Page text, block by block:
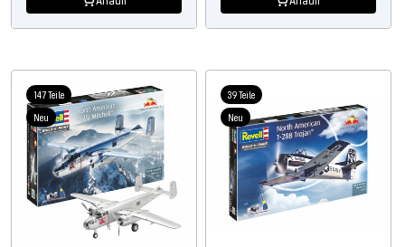
147 Teile
Neu
39 Teile
Neu